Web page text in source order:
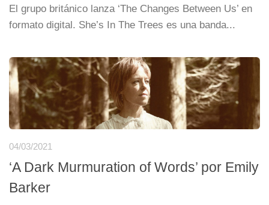
El grupo británico lanza ‘The Changes Between Us’ en
formato digital. She’s In The Trees es una banda...
04/03/2021
‘A Dark Murmuration of Words’ por Emily
Barker